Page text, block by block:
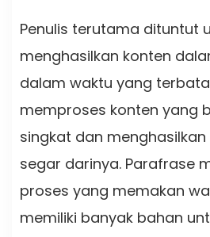
Penulis terutama dituntut
menghasilkan konten
dalam waktu yang
memproses konten yang
singkat dan
segar darinya. Parafrase
proses yang memakan
memiliki banyak bahan